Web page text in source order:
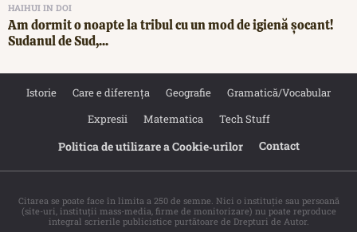
HAIHUI IN DOI
Am dormit o noapte la tribul cu un mod de igienă șocant!
Sudanul de Sud,...
Istorie Care e diferența Geografie
Gramatică/Vocabular
Expresii
Matematica Tech Stuff
Politica de utilizare a Cookie‐urilor Contact
Citarea se poate face în limita a 250 de semne. Nici o instituţie sau persoană
(site-uri, instituţii mass-media, firme de monitorizare) nu poate reproduce
integral scrierile publicistice purtătoare de Drepturi de Autor.